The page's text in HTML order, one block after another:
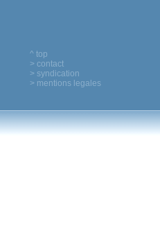
^ top
> contact
> syndication
> mentions legales